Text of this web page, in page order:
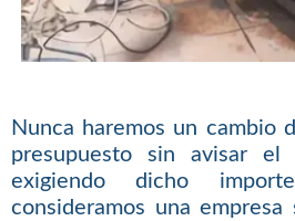
Nunca haremos un cambio
presupuesto sin avisar el
exigiendo dicho
consideramos una